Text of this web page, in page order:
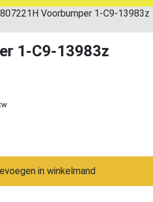
Voorbumper 1-C9-13983z
1-C9-13983z
in winkelmand